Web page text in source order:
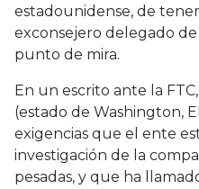
estadounidense, de
exconsejero delegado de
punto de mira.
En un escrito ante la
(estado de Washington,
exigencias que el ente
investigación de la
pesadas, y que ha